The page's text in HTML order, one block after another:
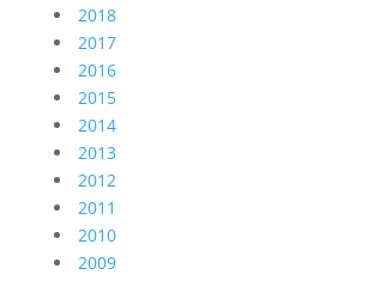
2018
2017
2016
2015
2014
2013
2012
2011
2010
2009